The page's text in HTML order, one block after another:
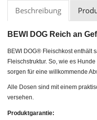
Beschreibung
BEWI DOG Reich an
BEWI DOG® Fleischkost enthält
Fleischstruktur. So, wie es
sorgen für eine willkommende
Alle Dosen sind mit einem
versehen.
Produktgarantie: